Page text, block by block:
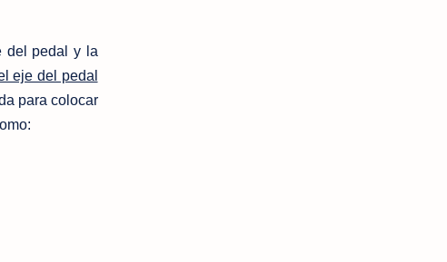
del pedal y la
eje del pedal
para colocar